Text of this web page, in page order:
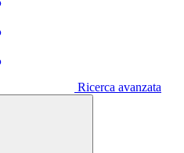
Ricerca avanzata